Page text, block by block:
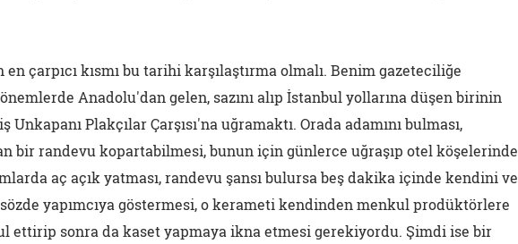
en çarpıcı kısmı bu tarihi karşılaştırma olmalı. Benim gazeteciliğe
Anadolu'dan gelen, sazını alıp İstanbul yollarına düşen birinin
Unkapanı Plakçılar Çarşısı'na uğramaktı. Orada adamını bulması,
bir randevu kopartabilmesi, bunun için günlerce uğraşıp otel köşelerinde
aç açık yatması, randevu şansı bulursa beş dakika içinde kendini ve
yapımcıya göstermesi, o kerameti kendinden menkul prodüktörlere
ettirip sonra da kaset yapmaya ikna etmesi gerekiyordu. Şimdi ise bir